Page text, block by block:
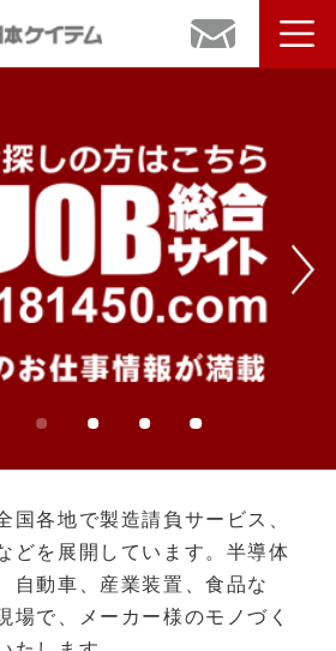
国各地で製造請負サービス、
どを展開しています。半導体
自動車、産業装置、食品な
場で、メーカー様のモノづく